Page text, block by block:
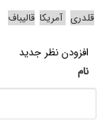
قلدری آمریکا قالیباف
افزودن نظر جدید
نام